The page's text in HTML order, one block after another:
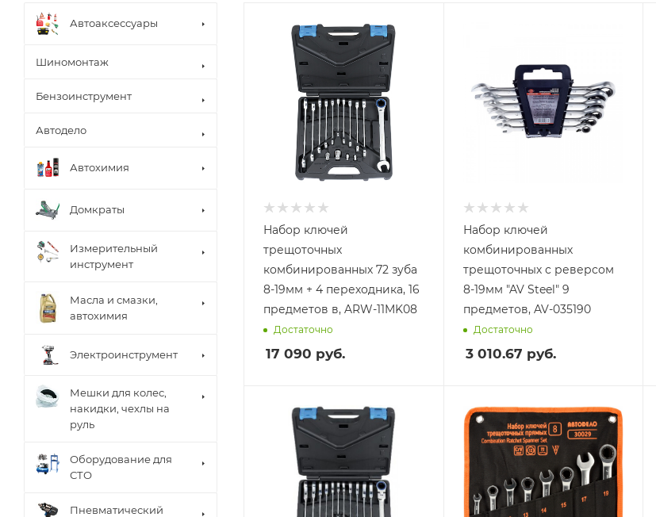
Набор ключей
трещоточных
комбинированных 72 зуба
8-19мм + 4 переходника, 16
предметов в, ARW-11MK08
Достаточно
17 090 руб.
Набор ключей
комбинированных
трещоточных с реверсом
8-19мм "AV Steel" 9
предметов, AV-035190
Достаточно
3 010.67 руб.
Автоаксессуары
Шиномонтаж
Бензоинструмент
Автодело
Автохимия
Домкраты
Измерительный
инструмент
Масла и смазки,
автохимия
Электроинструмент
Мешки для колес,
накидки, чехлы на
руль
Оборудование для
СТО
Пневматический